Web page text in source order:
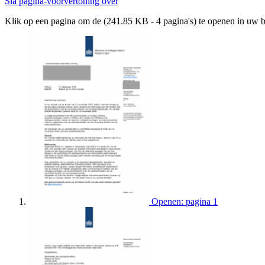
Klik op een pagina om de (241.85 KB - 4 pagina's) te openen in uw
Openen: pagina 1